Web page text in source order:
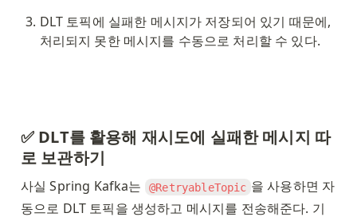
DLT 토픽에 실패한 메시지가 저장되어 있기 때문에,
처리되지 못한 메시지를 수동으로 처리할 수 있다.
✅ DLT를 활용해 재시도에 실패한 메시지 따
로 보관하기
사실 Spring Kafka는 @RetryableTopic 을 사용하면 자
동으로 DLT 토픽을 생성하고 메시지를 전송해준다. 기